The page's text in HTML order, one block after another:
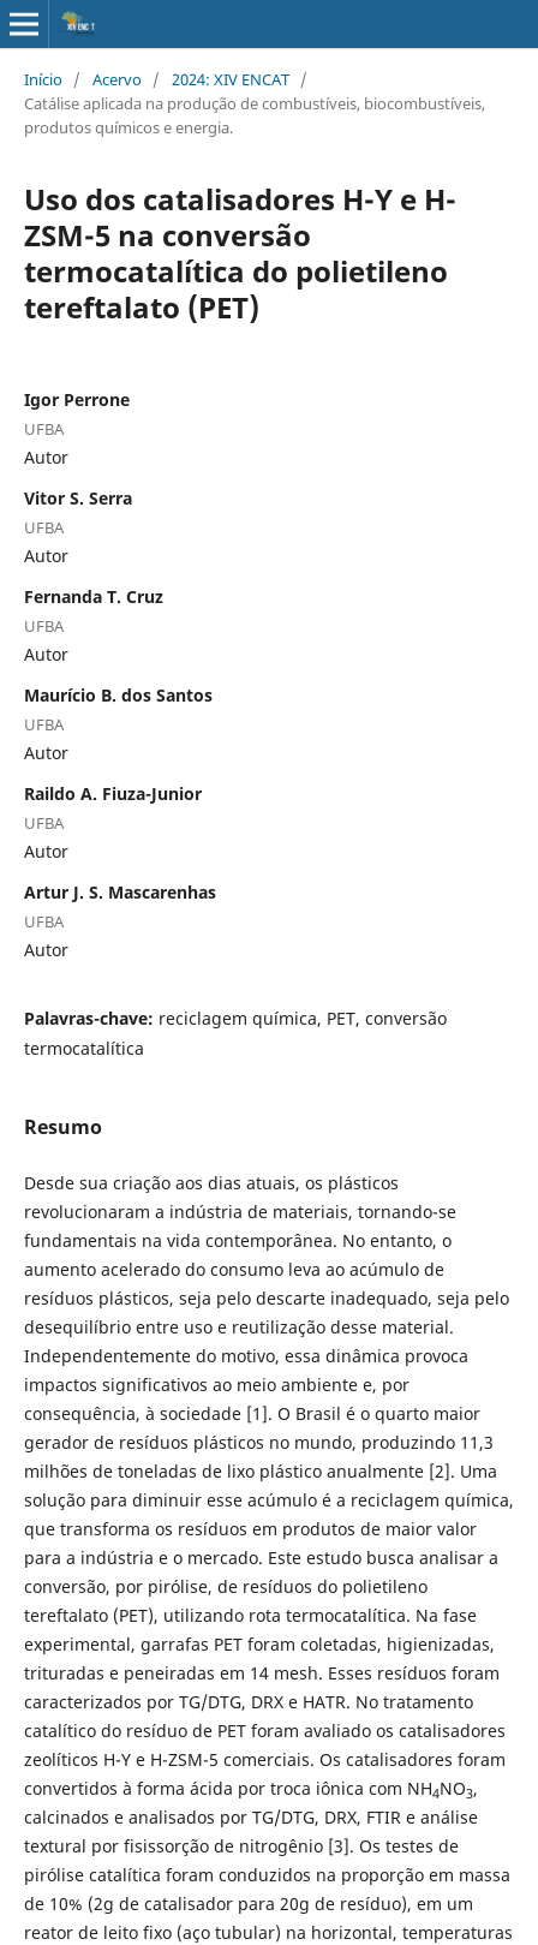
Início / Acervo / 2024: XIV ENCAT /
Catálise aplicada na produção de combustíveis, biocombustíveis,
produtos químicos e energia.
Uso dos catalisadores H-Y e H-
ZSM-5 na conversão
termocatalítica do polietileno
tereftalato (PET)
Igor Perrone
UFBA
Autor
Vitor S. Serra
UFBA
Autor
Fernanda T. Cruz
UFBA
Autor
Maurício B. dos Santos
UFBA
Autor
Raildo A. Fiuza-Junior
UFBA
Autor
Artur J. S. Mascarenhas
UFBA
Autor
Palavras-chave: reciclagem química, PET, conversão
termocatalítica
Resumo
Desde sua criação aos dias atuais, os plásticos
revolucionaram a indústria de materiais, tornando-se
fundamentais na vida contemporânea. No entanto, o
aumento acelerado do consumo leva ao acúmulo de
resíduos plásticos, seja pelo descarte inadequado, seja pelo
desequilíbrio entre uso e reutilização desse material.
Independentemente do motivo, essa dinâmica provoca
impactos significativos ao meio ambiente e, por
consequência, à sociedade [1]. O Brasil é o quarto maior
gerador de resíduos plásticos no mundo, produzindo 11,3
milhões de toneladas de lixo plástico anualmente [2]. Uma
solução para diminuir esse acúmulo é a reciclagem química,
que transforma os resíduos em produtos de maior valor
para a indústria e o mercado. Este estudo busca analisar a
conversão, por pirólise, de resíduos do polietileno
tereftalato (PET), utilizando rota termocatalítica. Na fase
experimental, garrafas PET foram coletadas, higienizadas,
trituradas e peneiradas em 14 mesh. Esses resíduos foram
caracterizados por TG/DTG, DRX e HATR. No tratamento
catalítico do resíduo de PET foram avaliado os catalisadores
zeolíticos H-Y e H-ZSM-5 comerciais. Os catalisadores foram
convertidos à forma ácida por troca iônica com NH4NO3,
calcinados e analisados por TG/DTG, DRX, FTIR e análise
textural por fisissorção de nitrogênio [3]. Os testes de
pirólise catalítica foram conduzidos na proporção em massa
de 10% (2g de catalisador para 20g de resíduo), em um
reator de leito fixo (aço tubular) na horizontal, temperaturas